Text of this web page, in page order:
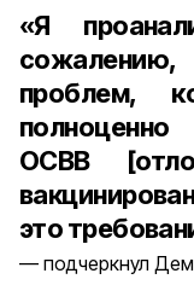
«Я
проблем,
ОСВВ
это
подчеркнул